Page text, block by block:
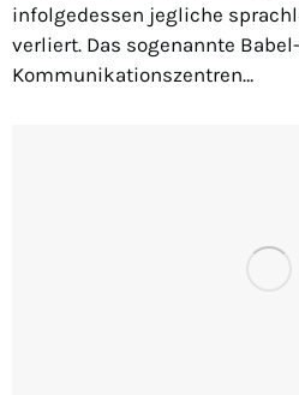
infolgedessen jegliche
verliert. Das sogenannte
Kommunikationszentren…